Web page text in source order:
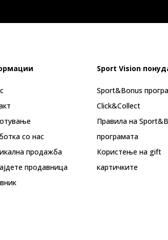
со нас
продажба
продавница
Sport Vision
Sport&Bonus
Click&Collect
Правила на
програмата
Користење на gift
картичките